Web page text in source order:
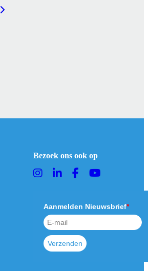
Bezoek ons ook op
Aanmelden Nieuwsbrief*
Verzenden